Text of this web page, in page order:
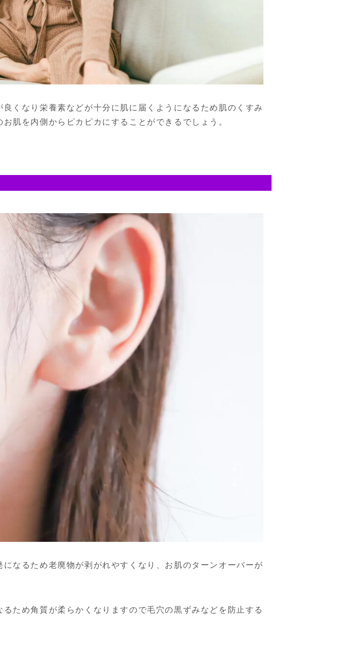
くなり栄養素などが十分に肌に届くようになるため肌のくすみ
肌を内側からピカピカにすることができるでしょう。
なるため老廃物が剥がれやすくなり、お肌のターンオーバーが
ため角質が柔らかくなりますので毛穴の黒ずみなどを防止する